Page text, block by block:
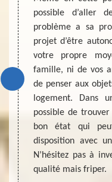
pour
?
45
et
juste
ou
possible d’aller
problème a sa
projet d’être
votre propre
famille, ni de vos
de penser aux
logement. Dans
possible de
bon état qui
disposition avec
N’hésitez pas à
qualité mais friper.